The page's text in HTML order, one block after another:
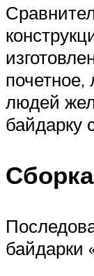
людей
байдарку
байдарки